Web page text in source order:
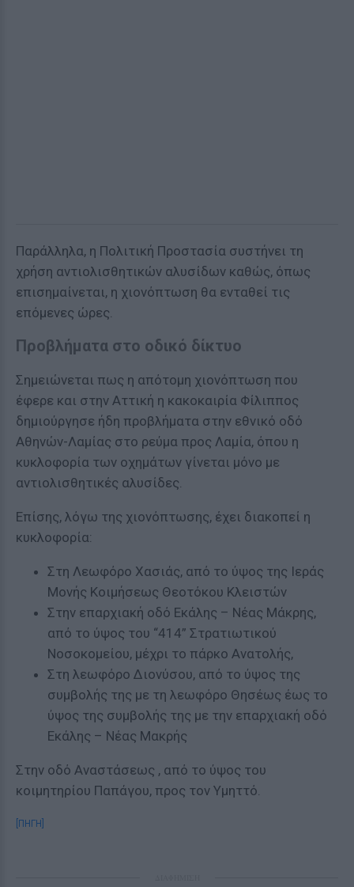
Παράλληλα, η Πολιτική Προστασία συστήνει τη
χρήση αντιολισθητικών αλυσίδων καθώς, όπως
επισημαίνεται, η χιονόπτωση θα ενταθεί τις
επόμενες ώρες.
Προβλήματα στο οδικό δίκτυο
Σημειώνεται πως η απότομη χιονόπτωση που
έφερε και στην Αττική η κακοκαιρία Φίλιππος
δημιούργησε ήδη προβλήματα στην εθνικό οδό
Αθηνών-Λαμίας στο ρεύμα προς Λαμία, όπου η
κυκλοφορία των οχημάτων γίνεται μόνο με
αντιολισθητικές αλυσίδες.
Επίσης, λόγω της χιονόπτωσης, έχει διακοπεί η
κυκλοφορία:
Στη Λεωφόρο Χασιάς, από το ύψος της Ιεράς
Μονής Κοιμήσεως Θεοτόκου Κλειστών
Στην επαρχιακή οδό Εκάλης – Νέας Μάκρης,
από το ύψος του “414” Στρατιωτικού
Νοσοκομείου, μέχρι το πάρκο Ανατολής,
Στη λεωφόρο Διονύσου, από το ύψος της
συμβολής της με τη λεωφόρο Θησέως έως το
ύψος της συμβολής της με την επαρχιακή οδό
Εκάλης – Νέας Μακρής
Στην οδό Αναστάσεως , από το ύψος του
κοιμητηρίου Παπάγου, προς τον Υμηττό.
[ΠΗΓΗ]